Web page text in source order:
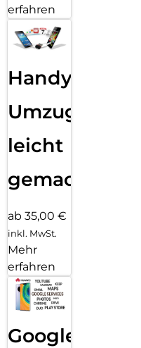
erfahren
Handy
Umzug
leicht
gemacht!
ab 35,00 €
inkl. MwSt.
Mehr
erfahren
Google